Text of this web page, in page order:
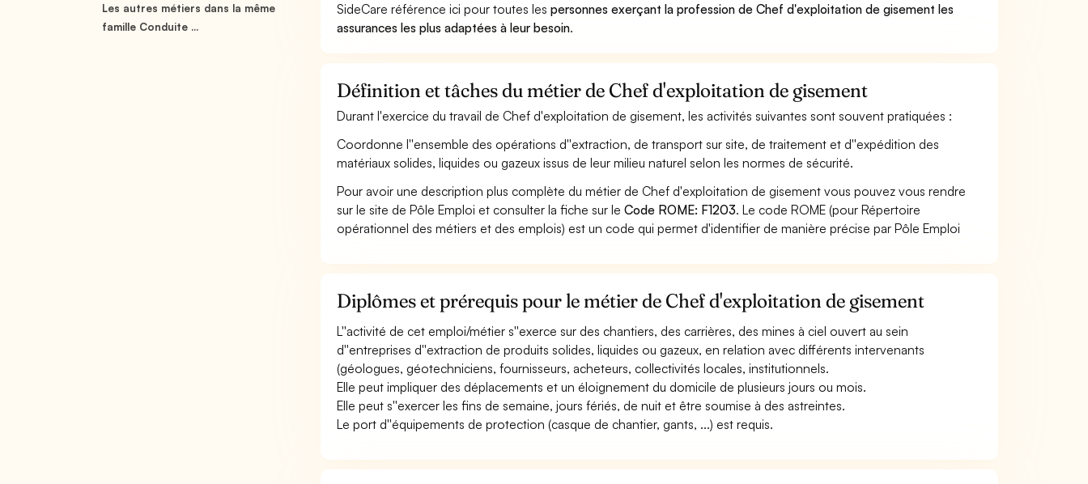
Les autres métiers dans la même
famille Conduite ...
SideCare référence ici pour toutes lespersonnes exerçant la profession de Chef d'exploitation de gisement les
assurances les plus adaptées à leur besoin.
Définition et tâches du métier de Chef d'exploitation de gisement
Durant l'exercice du travail de Chef d'exploitation de gisement, les activités suivantes sont souvent pratiquées :
Coordonne l''ensemble des opérations d''extraction, de transport sur site, de traitement et d''expédition des
matériaux solides, liquides ou gazeux issus de leur milieu naturel selon les normes de sécurité.
Pour avoir une description plus complète du métier de Chef d'exploitation de gisement vous pouvez vous rendre
sur le site de Pôle Emploi et consulter la fiche sur leCode ROME: F1203. Le code ROME (pour Répertoire
opérationnel des métiers et des emplois) est un code qui permet d'identifier de manière précise par Pôle Emploi
Diplômes et prérequis pour le métier de Chef d'exploitation de gisement
L''activité de cet emploi/métier s''exerce sur des chantiers, des carrières, des mines à ciel ouvert au sein
d''entreprises d''extraction de produits solides, liquides ou gazeux, en relation avec différents intervenants
(géologues, géotechniciens, fournisseurs, acheteurs, collectivités locales, institutionnels.
Elle peut impliquer des déplacements et un éloignement du domicile de plusieurs jours ou mois.
Elle peut s''exercer les fins de semaine, jours fériés, de nuit et être soumise à des astreintes.
Le port d''équipements de protection (casque de chantier, gants, ...) est requis.